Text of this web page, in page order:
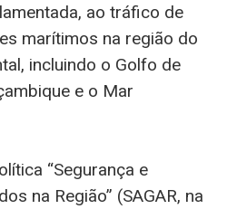
ao tráfico de
marítimos na região do
incluindo o Golfo de
e o Mar
“Segurança e
na Região” (SAGAR, na